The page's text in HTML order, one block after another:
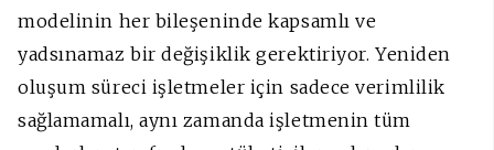
modelinin her bileşeninde kapsamlı ve
yadsınamaz bir değişiklik gerektiriyor. Yeniden
oluşum süreci işletmeler için sadece verimlilik
sağlamamalı, aynı zamanda işletmenin tüm